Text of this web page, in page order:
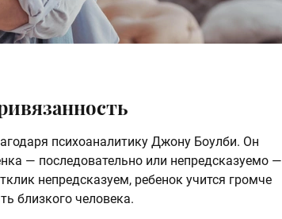
психоаналитику Джону Боулби. Он
— последовательно или непредсказуемо —
непредсказуем, ребенок учится громче
близкого человека.